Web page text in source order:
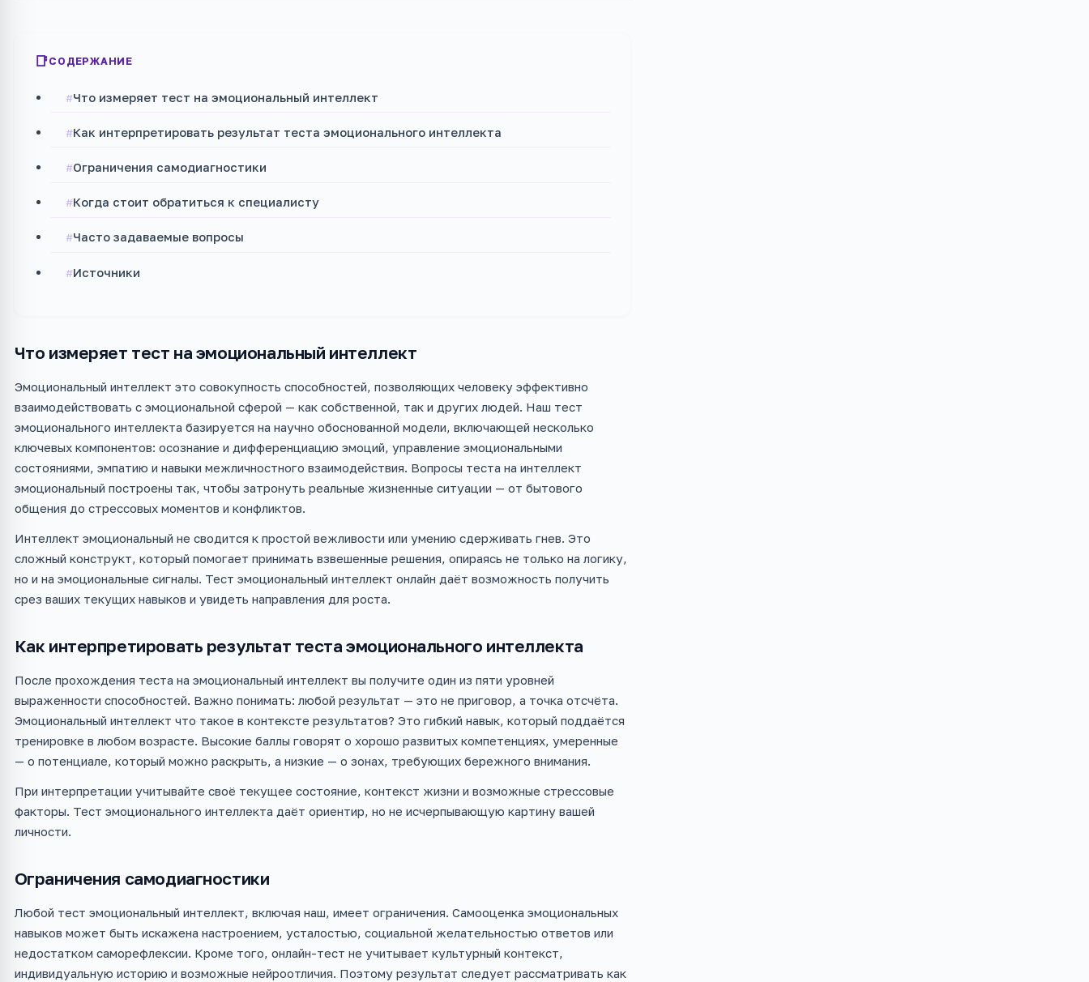
СОДЕРЖАНИЕ
Что измеряет тест на эмоциональный интеллект
Как интерпретировать результат теста эмоционального интеллекта
Ограничения самодиагностики
Когда стоит обратиться к специалисту
Часто задаваемые вопросы
Источники
Что измеряет тест на эмоциональный интеллект
Эмоциональный интеллект это совокупность способностей, позволяющих человеку эффективно
взаимодействовать с эмоциональной сферой — как собственной, так и других людей. Наш тест
эмоционального интеллекта базируется на научно обоснованной модели, включающей несколько
ключевых компонентов: осознание и дифференциацию эмоций, управление эмоциональными
состояниями, эмпатию и навыки межличностного взаимодействия. Вопросы теста на интеллект
эмоциональный построены так, чтобы затронуть реальные жизненные ситуации — от бытового
общения до стрессовых моментов и конфликтов.
Интеллект эмоциональный не сводится к простой вежливости или умению сдерживать гнев. Это
сложный конструкт, который помогает принимать взвешенные решения, опираясь не только на логику,
но и на эмоциональные сигналы. Тест эмоциональный интеллект онлайн даёт возможность получить
срез ваших текущих навыков и увидеть направления для роста.
Как интерпретировать результат теста эмоционального интеллекта
После прохождения теста на эмоциональный интеллект вы получите один из пяти уровней
выраженности способностей. Важно понимать: любой результат — это не приговор, а точка отсчёта.
Эмоциональный интеллект что такое в контексте результатов? Это гибкий навык, который поддаётся
тренировке в любом возрасте. Высокие баллы говорят о хорошо развитых компетенциях, умеренные
— о потенциале, который можно раскрыть, а низкие — о зонах, требующих бережного внимания.
При интерпретации учитывайте своё текущее состояние, контекст жизни и возможные стрессовые
факторы. Тест эмоционального интеллекта даёт ориентир, но не исчерпывающую картину вашей
личности.
Ограничения самодиагностики
Любой тест эмоциональный интеллект, включая наш, имеет ограничения. Самооценка эмоциональных
навыков может быть искажена настроением, усталостью, социальной желательностью ответов или
недостатком саморефлексии. Кроме того, онлайн-тест не учитывает культурный контекст,
индивидуальную историю и возможные нейроотличия. Поэтому результат следует рассматривать как